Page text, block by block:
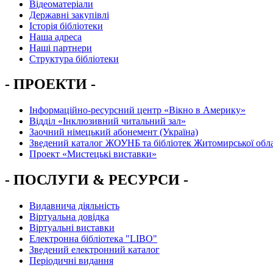
Відеоматеріали
Державні закупівлі
Історія бібліотеки
Наша адреса
Наші партнери
Структура бібліотеки
- ПРОЕКТИ -
Інформаційно-ресурсний центр «Вікно в Америку»
Вiддiл «Інклюзивний читальний зал»
Заочний німецький абонемент (Україна)
Зведений каталог ЖОУНБ та бібліотек Житомирської
Проект «Мистецькі виставки»
- ПОСЛУГИ & РЕСУРСИ -
Видавнича діяльність
Віртуальна довідка
Віртуальні виставки
Електронна бібліотека "LIBO"
Зведений електронний каталог
Періодичні видання